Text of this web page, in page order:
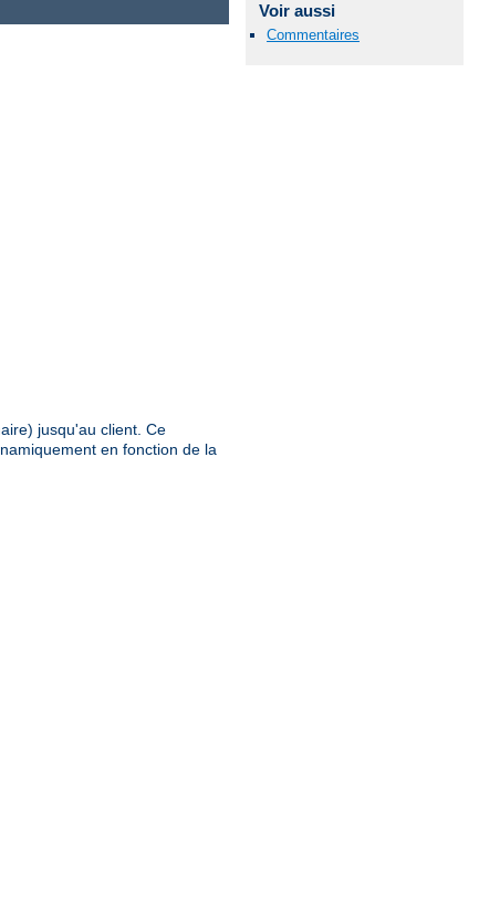
Voir aussi
Commentaires
jusqu'au client. Ce
en fonction de la